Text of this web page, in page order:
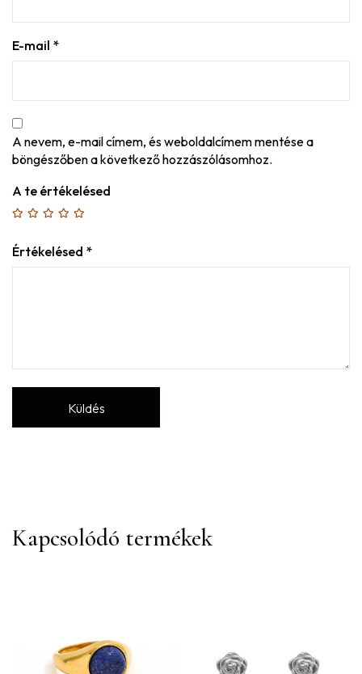
E-mail *
A nevem, e-mail címem, és weboldalcímem mentése a
böngészőben a következő hozzászólásomhoz.
A te értékelésed
Értékelésed *
Kapcsolódó termékek